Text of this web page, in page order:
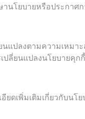
นโยบายหรือประกาศ
นแปลงตามความเหม
ปลี่ยนแปลงนโยบายคุก
ยดเพิ่มเติมเกี่ยวกับ